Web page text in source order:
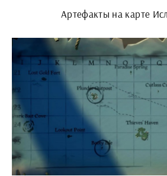
Артефакты на карте